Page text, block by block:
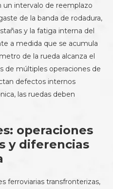
un intervalo de reemplazo
de la banda de rodadura,
y la fatiga interna del
a medida que se acumula
de la rueda alcanza el
de múltiples operaciones de
defectos internos
las ruedas deben
operaciones
y diferencias
ferroviarias transfronterizas,